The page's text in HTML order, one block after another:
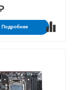
Подробнее